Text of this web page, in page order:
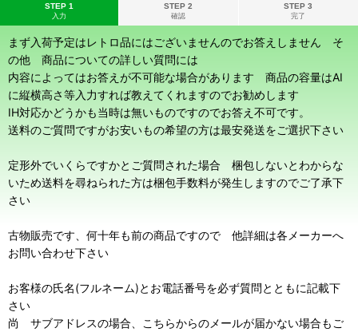
STEP 1
入力
STEP 2
確認
STEP 3
完了
まず入荷予定はレトロ品にはございませんのでお答えしません そ
の他 商品についての詳しい質問には
内容によってはお答えが不可能な場合があります 商品の容量はAI
に縦横高さ等入力すれば教えてくれますのでお勧めします
IH対応かどうかも当時は無いものですのでお答え不可です。
送料のご質問ですがお安いもの希望の方は最安発送をご選択下さい
定形外でいくらですかとご質問された場合 梱包しないとわからな
いため送料を尋ねられた方は梱包手数料が発生しますのでご了承下
さい
古物販売です、何十年も前の商品ですので 他詳細は各メーカーへ
お問い合わせ下さい
お客様の氏名(フルネーム)とお電話番号を必ず質問とともに記載下
さい
尚 サブアドレスの場合、こちらからのメールが届かない場合もご